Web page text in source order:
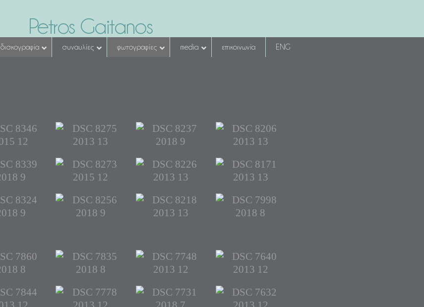
Petros Gaitanos
δισκογραφία συναυλίες φωτογραφίες media επικοινωνία ENG